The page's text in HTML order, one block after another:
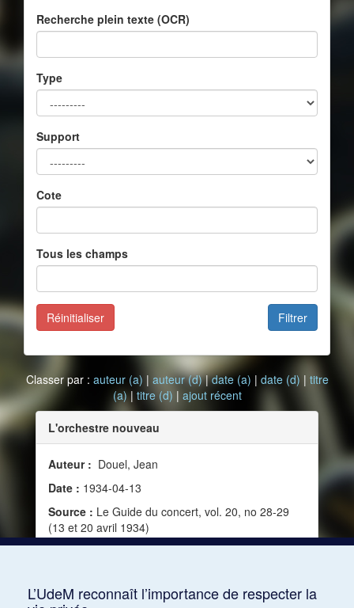
Recherche plein texte (OCR)
Type
Support
Cote
Tous les champs
Filtrer
Réinitialiser
Classer par : auteur (a) | auteur (d)|date (a) | date (d) | titre
(a)| titre (d) | ajout récent
L'orchestre nouveau
Auteur : Douel, Jean
Date : 1934-04-13
Source : Le Guide du concert, vol. 20, no 28-29
(13 et 20 avril 1934)
L’UdeM reconnaît l’importance de respecter la